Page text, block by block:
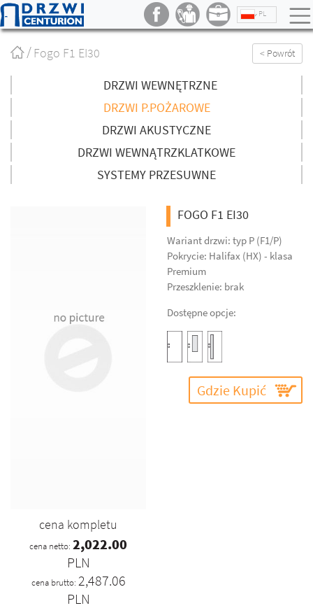
PL
StronaFogo F1 EI30 < Powrót
DRZWI WEWNĘTRZNE
DRZWI P.POŻAROWE
DRZWI AKUSTYCZNE
DRZWI WEWNĄTRZKLATKOWE
SYSTEMY PRZESUWNE
cena kompletu
cena netto: 2,022.00
PLN
cena brutto: 2,487.06
PLN
FOGO F1 EI30
Wariant drzwi: typ P (F1/P)
Pokrycie: Halifax (HX) - klasa
Premium
Przeszklenie: brak
Dostępne opcje:
Gdzie Kupić